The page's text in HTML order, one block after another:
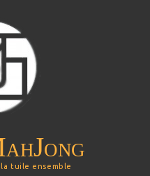
tuile ensemble